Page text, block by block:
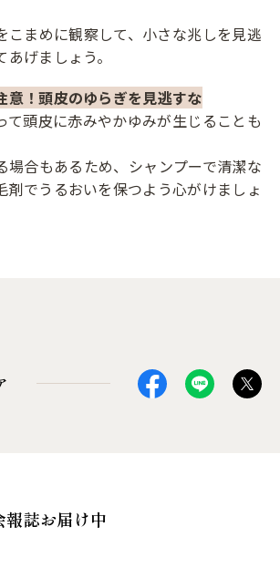
こまめに観察して、小さな兆しを見逃
げましょう。
意！頭皮のゆらぎを見逃すな
て頭皮に赤みやかゆみが生じることも
場合もあるため、シャンプーで清潔な
剤でうるおいを保つよう心がけましょ
報誌お届け中